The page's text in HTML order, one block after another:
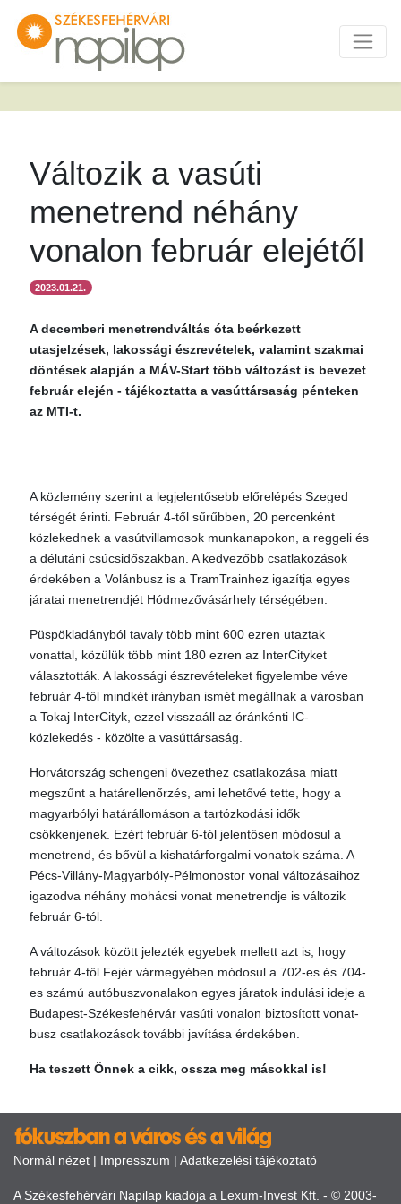
Változik a vasúti
menetrend néhány
vonalon február elejétől
2023.01.21.
A decemberi menetrendváltás óta beérkezett
utasjelzések, lakossági észrevételek, valamint szakmai
döntések alapján a MÁV-Start több változást is bevezet
február elején - tájékoztatta a vasúttársaság pénteken
az MTI-t.
A közlemény szerint a legjelentősebb előrelépés Szeged
térségét érinti. Február 4-től sűrűbben, 20 percenként
közlekednek a vasútvillamosok munkanapokon, a reggeli és
a délutáni csúcsidőszakban. A kedvezőbb csatlakozások
érdekében a Volánbusz is a TramTrainhez igazítja egyes
járatai menetrendjét Hódmezővásárhely térségében.
Püspökladányból tavaly több mint 600 ezren utaztak
vonattal, közülük több mint 180 ezren az InterCityket
választották. A lakossági észrevételeket figyelembe véve
február 4-től mindkét irányban ismét megállnak a városban
a Tokaj InterCityk, ezzel visszaáll az óránkénti IC-
közlekedés - közölte a vasúttársaság.
Horvátország schengeni övezethez csatlakozása miatt
megszűnt a határellenőrzés, ami lehetővé tette, hogy a
magyarbólyi határállomáson a tartózkodási idők
csökkenjenek. Ezért február 6-tól jelentősen módosul a
menetrend, és bővül a kishatárforgalmi vonatok száma. A
Pécs-Villány-Magyarbóly-Pélmonostor vonal változásaihoz
igazodva néhány mohácsi vonat menetrendje is változik
február 6-tól.
A változások között jelezték egyebek mellett azt is, hogy
február 4-től Fejér vármegyében módosul a 702-es és 704-
es számú autóbuszvonalakon egyes járatok indulási ideje a
Budapest-Székesfehérvár vasúti vonalon biztosított vonat-
busz csatlakozások további javítása érdekében.
Ha teszett Önnek a cikk, ossza meg másokkal is!
Normál nézet | Impresszum | Adatkezelési tájékoztató
A Székesfehérvári Napilap kiadója a Lexum-Invest Kft. - © 2003-